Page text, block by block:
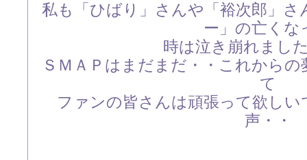
私も「ひばり」さんや「裕次郎」
ー」の亡くな
時は泣き崩れまし
ＳＭＡＰはまだまだ・・これから
て
ファンの皆さんは頑張って欲し
声・・